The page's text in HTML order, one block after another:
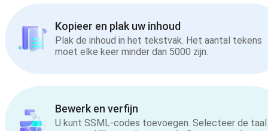
Kopieer en plak uw inhoud
Plak de inhoud in het tekstvak. Het aantal tekens
moet elke keer minder dan 5000 zijn.
Bewerk en verfijn
U kunt SSML-codes toevoegen. Selecteer de taal